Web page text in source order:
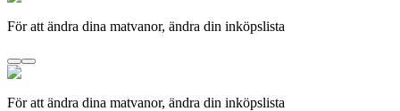
För att ändra dina matvanor, ändra din inköpslista
För att ändra dina matvanor, ändra din inköpslista